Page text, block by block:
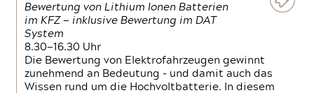
Bewertung von Lithium Ionen Batterien
im KFZ — inklusive Bewertung im DAT
System
8.30—16.30 Uhr
Die Bewertung von Elektrofahrzeugen gewinnt
zunehmend an Bedeutung – und damit auch das
Wissen rund um die Hochvoltbatterie. In diesem